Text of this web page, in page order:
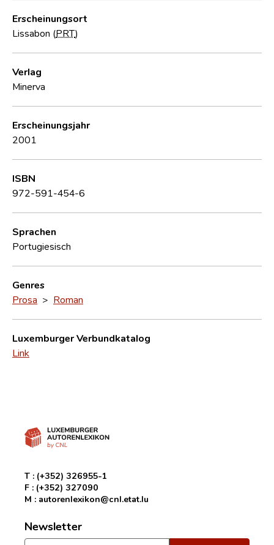
Erscheinungsort
Lissabon (PRT)
Verlag
Minerva
Erscheinungsjahr
2001
ISBN
972-591-454-6
Sprachen
Portugiesisch
Genres
Prosa > Roman
Luxemburger Verbundkatalog
Link
T : (+352) 326955-1
F : (+352) 327090
M : autorenlexikon@cnl.etat.lu
Newsletter